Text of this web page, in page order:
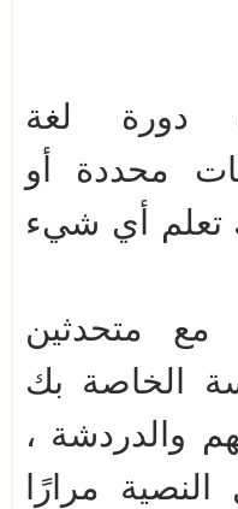
دورة لغة
محددة أو
تعلم أي شيء
متحدثين
الخاصة بك
والدردشة ،
مرارًا